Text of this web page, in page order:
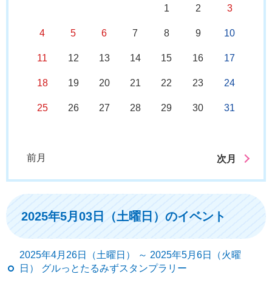
1 2 3
4 5 6 7 8 9 10
11 12 13 14 15 16 17
18 19 20 21 22 23 24
25 26 27 28 29 30 31
前月 次月
2025年5月03日（土曜日）のイベント
2025年4月26日（土曜日） ～ 2025年5月6日（火曜
日） グルっとたるみずスタンプラリー